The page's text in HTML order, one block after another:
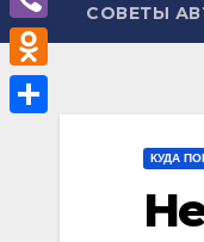
СОВЕТЫ
КУДА
A
l
e
g
K
V
i
b
O